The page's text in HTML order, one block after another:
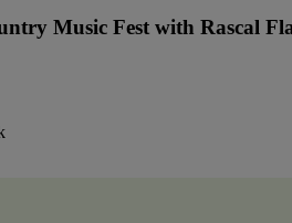
Music Fest with Rascal